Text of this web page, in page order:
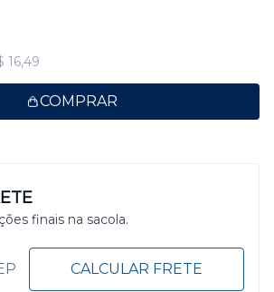
16,49
COMPRAR
finais na sacola.
CALCULAR FRETE